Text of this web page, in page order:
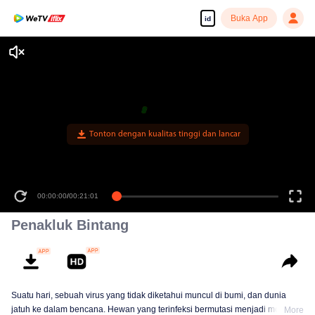
id Buka App
Tonton dengan kualitas tinggi dan lancar
00:00:00/00:21:01
Penakluk Bintang
Suatu hari, sebuah virus yang tidak diketahui muncul di bumi, dan dunia
jatuh ke dalam bencana. Hewan yang terinfeksi bermutasi menjadi monster
More